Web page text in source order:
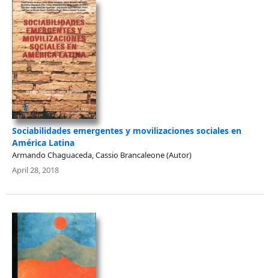
Sociabilidades emergentes y movilizaciones sociales en
América Latina
Armando Chaguaceda, Cassio Brancaleone (Autor)
April 28, 2018